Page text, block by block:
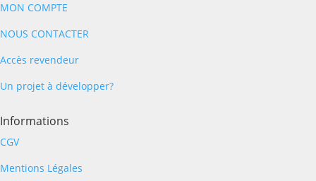
MON COMPTE
NOUS CONTACTER
Accès revendeur
Un projet à développer?
Informations
CGV
Mentions Légales